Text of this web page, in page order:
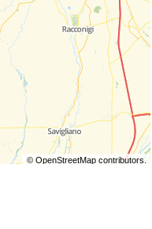
© OpenStreetMapcontributors.